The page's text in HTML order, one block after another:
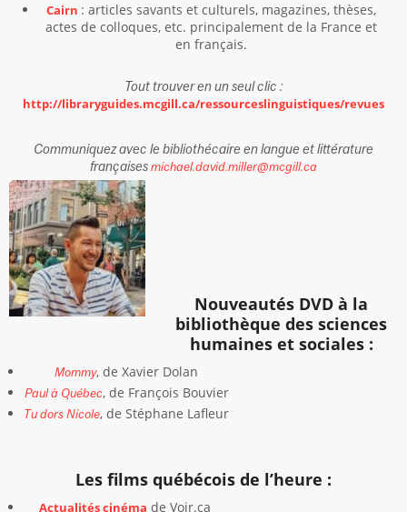
Cairn : articles savants et culturels, magazines, thèses,
actes de colloques, etc. principalement de la France et
en français.
Tout trouver en un seul clic :
http://libraryguides.mcgill.ca/ressourceslinguistiques/revues
Communiquez avec le bibliothécaire en langue et littérature
françaisesmichael.david.miller@mcgill.ca
Nouveautés DVD à la
bibliothèque des sciences
humaines et sociales :
Mommy, de Xavier Dolan
Paul à Québec, de François Bouvier
Tu dors Nicole, de Stéphane Lafleur
Les films québécois de l’heure :
Actualités cinéma de Voir.ca